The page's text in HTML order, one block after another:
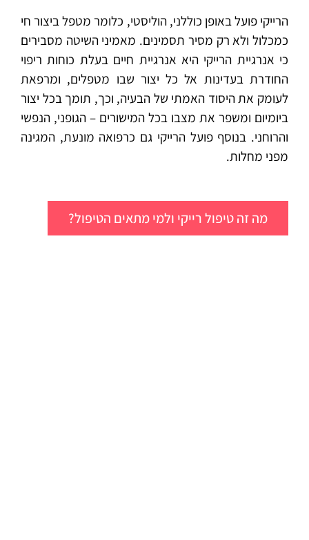
הרייקי פועל באופן כוללני, הוליסטי, כלומר מטפל ביצור חי
כמכלול ולא רק מסיר תסמינים. מאמיני השיטה מסבירים
כי אנרגיית הרייקי היא אנרגיית חיים בעלת כוחות ריפוי
החודרת בעדינות אל כל יצור שבו מטפלים, ומרפאת
לעומק את היסוד האמתי של הבעיה, וכך, תומך בכל יצור
ביומיום ומשפר את מצבו בכל המישורים – הגופני, הנפשי
והרוחני. בנוסף פועל הרייקי גם כרפואה מונעת, המגינה
מפני מחלות.
מה זה טיפול רייקי ולמי מתאים הטיפול?